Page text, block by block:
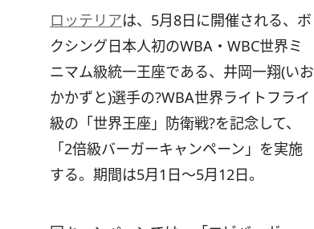
ロッテリアは、5月8日に開催される、ボ
クシング日本人初のWBA・WBC世界ミ
ニマム級統一王座である、井岡一翔(いお
かかずと)選手の?WBA世界ライトフライ
級の「世界王座」防衛戦?を記念して、
「2倍級バーガーキャンペーン」を実施
する。期間は5月1日～5月12日。